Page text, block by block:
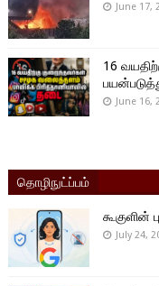
June 17,
16
June 16,
தொழிநுட்ப்பம்
கூகுளின்
July 24,